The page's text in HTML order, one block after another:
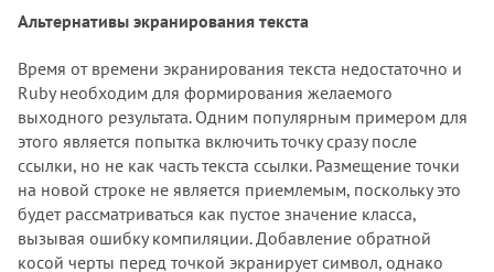
Альтернативы экранирования текста
Время от времени экранирования текста недостаточно и
Ruby необходим для формирования желаемого
выходного результата. Одним популярным примером для
этого является попытка включить точку сразу после
ссылки, но не как часть текста ссылки. Размещение точки
на новой строке не является приемлемым, поскольку это
будет рассматриваться как пустое значение класса,
вызывая ошибку компиляции. Добавление обратной
косой черты перед точкой экранирует символ, однако